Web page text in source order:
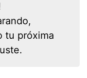
tu próxima